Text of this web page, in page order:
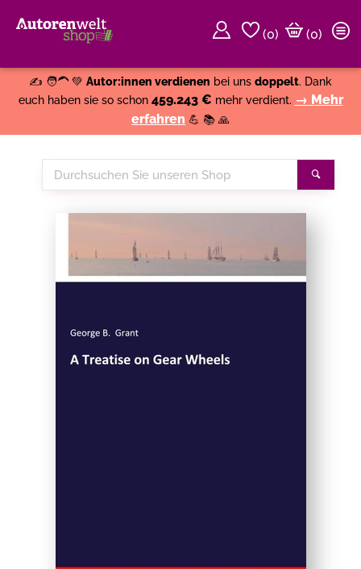
(0)
(0)
✍️ 🧑‍🦱 💚 Autor:innen verdienen bei uns doppelt. Dank
euch haben sie so schon 459.243 € mehr verdient. → Mehr
erfahren 💪 📚 🙏
Durchsuchen
Sie